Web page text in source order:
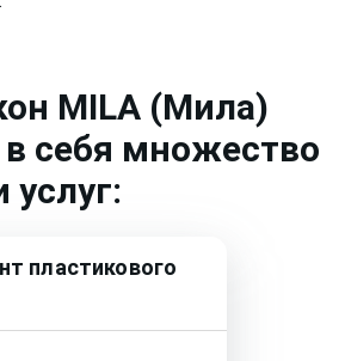
MILA (Мила)
себя множество
услуг:
пластикового